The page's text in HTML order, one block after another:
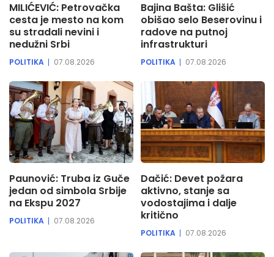
MILIĆEVIĆ: Petrovačka
cesta je mesto na kom
su stradali nevini i
nedužni Srbi
POLITIKA 07.08.2026
Bajina Bašta: Glišić
obišao selo Beserovinu i
radove na putnoj
infrastrukturi
POLITIKA 07.08.2026
Paunović: Truba iz Guče
jedan od simbola Srbije
na Ekspu 2027
POLITIKA 07.08.2026
Dačić: Devet požara
aktivno, stanje sa
vodostajima i dalje
kritično
POLITIKA 07.08.2026